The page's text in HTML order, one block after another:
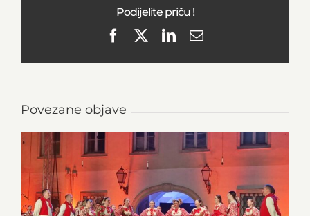
Podijelite priču !
FacebookLinkedIn
Email
Povezane objave